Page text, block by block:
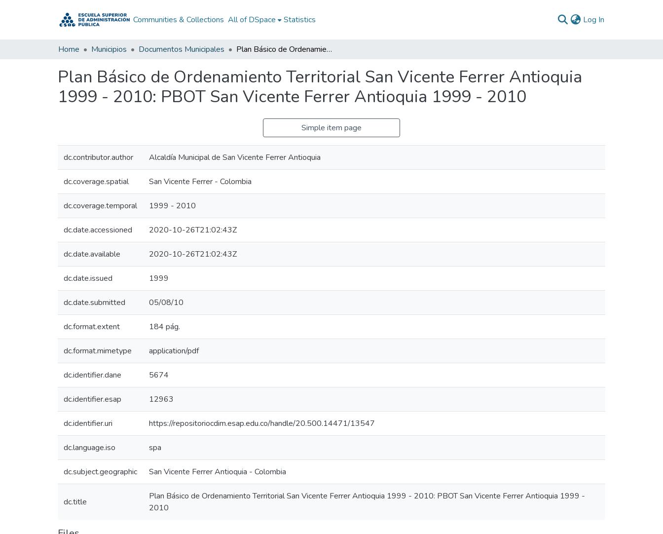
Communities & Collections All of DSpace Statistics Log In
Home Municipios Documentos Municipales Plan Básico de Ordenamiento Territorial San Vicente Ferrer Antioquia 1999 - 2010: PBOT San Vicente Ferrer Antioquia 1999 - 2010
Plan Básico de Ordenamiento Territorial San Vicente Ferrer Antioquia
1999 - 2010: PBOT San Vicente Ferrer Antioquia 1999 - 2010
Simple item page
dc.contributor.author Alcaldía Municipal de San Vicente Ferrer Antioquia
dc.coverage.spatial San Vicente Ferrer - Colombia
dc.coverage.temporal 1999 - 2010
dc.date.accessioned 2020-10-26T21:02:43Z
dc.date.available 2020-10-26T21:02:43Z
dc.date.issued 1999
dc.date.submitted 05/08/10
dc.format.extent 184 pág.
dc.format.mimetype application/pdf
dc.identifier.dane 5674
dc.identifier.esap 12963
dc.identifier.uri https://repositoriocdim.esap.edu.co/handle/20.500.14471/13547
dc.language.iso spa
dc.subject.geographic San Vicente Ferrer Antioquia - Colombia
dc.title
Plan Básico de Ordenamiento Territorial San Vicente Ferrer Antioquia 1999 - 2010: PBOT San Vicente Ferrer Antioquia 1999 -
2010